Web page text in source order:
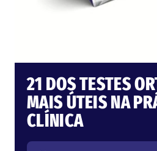
21 DOS TESTES
MAIS ÚTEIS NA
CLÍNICA